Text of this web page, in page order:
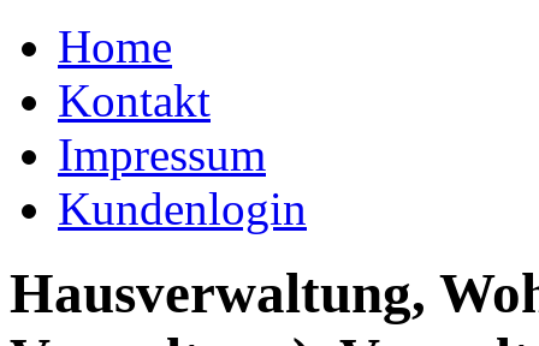
Home
Kontakt
Impressum
Kundenlogin
Hausverwaltung,